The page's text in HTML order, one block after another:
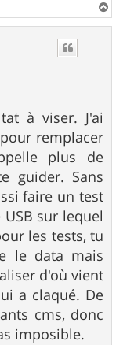
a
à viser. J'ai
remplacer
plus de
guider. Sans
faire un test
sur lequel
les tests, tu
le data mais
d'où vient
a claqué. De
cms, donc
imposible.